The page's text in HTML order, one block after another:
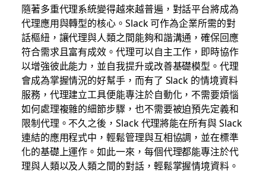
隨著多重代理系統變得越來越普遍，對話平台將成為
代理應用與轉型的核心。Slack 可作為企業所需的對
話樞紐，讓代理與人類之間能夠和諧溝通，確保回應
符合需求且富有成效。代理可以自主工作，即時協作
以增強彼此能力，並自我提升或改善基礎模型。代理
會成為掌握情況的好幫手，而有了 Slack 的情境資料
服務，代理建立工具便能專注於自動化，不需要煩惱
如何處理複雜的細節步驟，也不需要被迫預先定義和
限制代理。不久之後，Slack 代理將能在所有與 Slack
連結的應用程式中，輕鬆管理與互相協調，並在標準
化的基礎上運作。如此一來，每個代理都能專注於代
理與人類以及人類之間的對話，輕鬆掌握情境資料。